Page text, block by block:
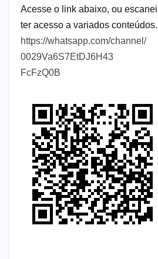
Acesse o link abaixo, ou
ter acesso a variados conteúdos.
https://whatsapp.com/channel/
0029Va6S7EtDJ6H43
FcFzQ0B